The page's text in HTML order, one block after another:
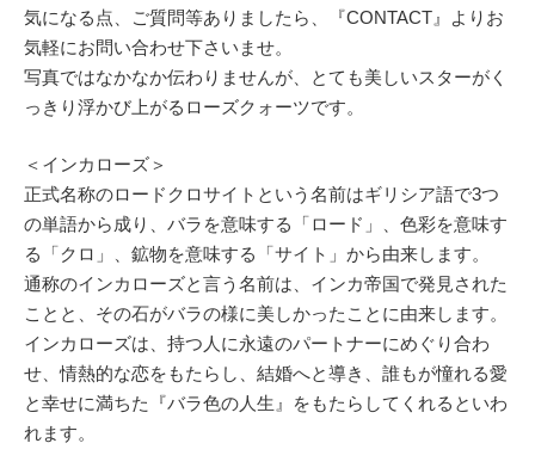
気になる点、ご質問等ありましたら、『CONTACT』よりお
気軽にお問い合わせ下さいませ。
写真ではなかなか伝わりませんが、とても美しいスターがく
っきり浮かび上がるローズクォーツです。
＜インカローズ＞
正式名称のロードクロサイトという名前はギリシア語で3つ
の単語から成り、バラを意味する「ロード」、色彩を意味す
る「クロ」、鉱物を意味する「サイト」から由来します。
通称のインカローズと言う名前は、インカ帝国で発見された
ことと、その石がバラの様に美しかったことに由来します。
インカローズは、持つ人に永遠のパートナーにめぐり合わ
せ、情熱的な恋をもたらし、結婚へと導き、誰もが憧れる愛
と幸せに満ちた『バラ色の人生』をもたらしてくれるといわ
れます。